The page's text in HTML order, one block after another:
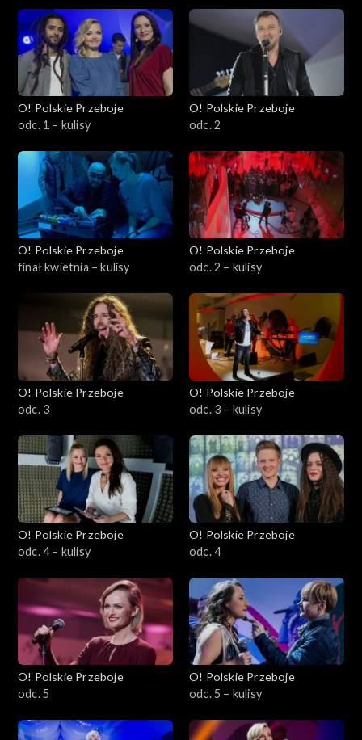
O! Polskie Przeboje
odc. 1 – kulisy
O! Polskie Przeboje
odc. 2
O! Polskie Przeboje
finał kwietnia – kulisy
O! Polskie Przeboje
odc. 2 – kulisy
O! Polskie Przeboje
odc. 3
O! Polskie Przeboje
odc. 3 – kulisy
O! Polskie Przeboje
odc. 4 – kulisy
O! Polskie Przeboje
odc. 4
O! Polskie Przeboje
odc. 5
O! Polskie Przeboje
odc. 5 – kulisy